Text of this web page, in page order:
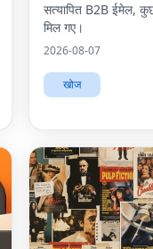
सत्यापित B2B ईमेल,
मिल गए।
2026-08-07
खोज